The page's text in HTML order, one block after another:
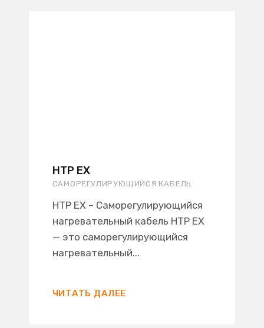
HTP EX
САМОРЕГУЛИРУЮЩИЙСЯ КАБЕЛЬ
HTP EX – Саморегулирующийся
нагревательный кабель HTP EX
— это саморегулирующийся
нагревательный...
ЧИТАТЬ ДАЛЕЕ